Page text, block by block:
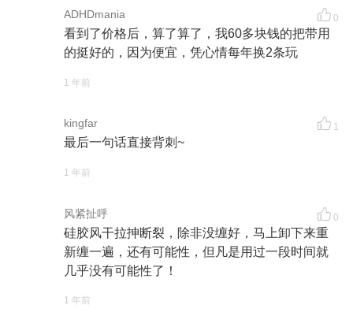
ADHDmania 0
看到了价格后，算了算了，我60多块钱的把带用
的挺好的，因为便宜，凭心情每年换2条玩
1 年前
kingfar 1
最后一句话直接背刺~
1 年前
风紧扯呼 0
硅胶风干拉抻断裂，除非没缠好，马上卸下来重
新缠一遍，还有可能性，但凡是用过一段时间就
几乎没有可能性了！
1 年前